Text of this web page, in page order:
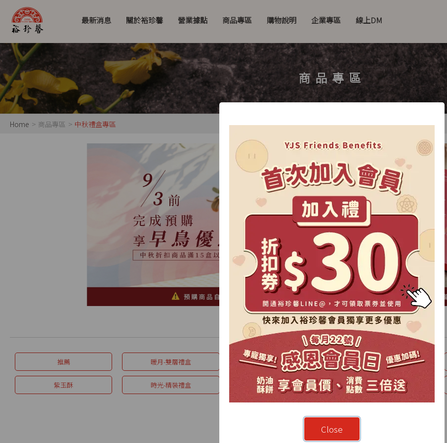
最新消息 關於裕珍馨 營業據點 商品專區 購物說明 企業專區 線上DM
商品專區
Home 商品專區 中秋禮盒專區
中秋禮盒專區
推薦 暖月-雙層禮盒 星耀禮盒 極光禮盒
紫玉酥 時光-精裝禮盒 蛋黃酥 綠豆椪
Close